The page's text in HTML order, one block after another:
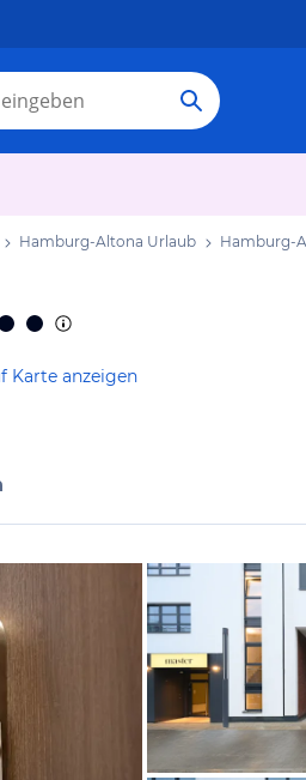
Hamburg-Altona Urlaub Hamburg-
Karte anzeigen